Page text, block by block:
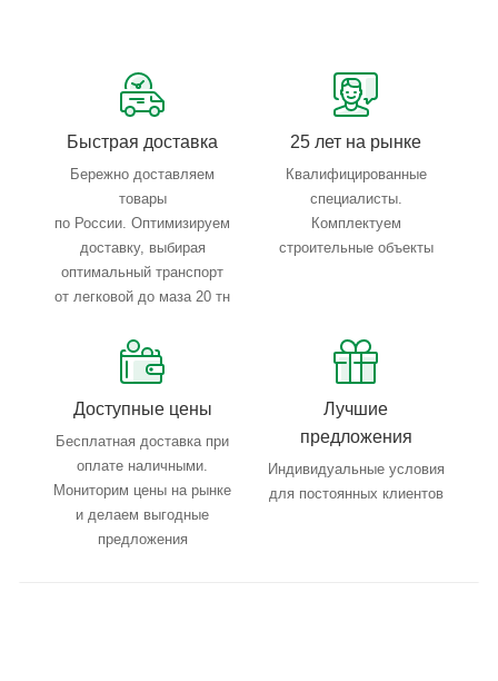
Тройной весовой контроль: въезд, погрузка, выезд
Быстрая доставка
Бережно доставляем
товары
по России. Оптимизируем
доставку, выбирая
оптимальный транспорт
от легковой до маза 20 тн
25 лет на рынке
Квалифицированные
специалисты.
Комплектуем
строительные объекты
Доступные цены
Бесплатная доставка при
оплате наличными.
Мониторим цены на рынке
и делаем выгодные
предложения
Лучшие
предложения
Индивидуальные условия
для постоянных клиентов